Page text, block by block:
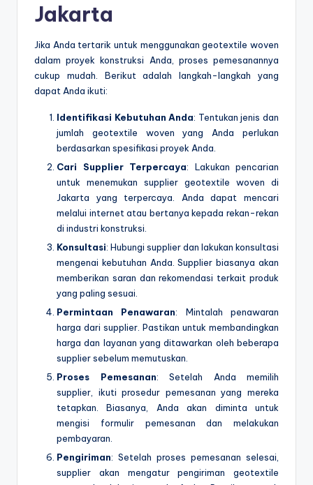
Jakarta
Jika Anda tertarik untuk menggunakan geotextile woven
dalam proyek konstruksi Anda, proses pemesanannya
cukup mudah. Berikut adalah langkah-langkah yang
dapat Anda ikuti:
Identifikasi Kebutuhan Anda: Tentukan jenis dan
jumlah geotextile woven yang Anda perlukan
berdasarkan spesifikasi proyek Anda.
Cari Supplier Terpercaya: Lakukan pencarian
untuk menemukan supplier geotextile woven di
Jakarta yang terpercaya. Anda dapat mencari
melalui internet atau bertanya kepada rekan-rekan
di industri konstruksi.
Konsultasi: Hubungi supplier dan lakukan konsultasi
mengenai kebutuhan Anda. Supplier biasanya akan
memberikan saran dan rekomendasi terkait produk
yang paling sesuai.
Permintaan Penawaran: Mintalah penawaran
harga dari supplier. Pastikan untuk membandingkan
harga dan layanan yang ditawarkan oleh beberapa
supplier sebelum memutuskan.
Proses Pemesanan: Setelah Anda memilih
supplier, ikuti prosedur pemesanan yang mereka
tetapkan. Biasanya, Anda akan diminta untuk
mengisi formulir pemesanan dan melakukan
pembayaran.
Pengiriman: Setelah proses pemesanan selesai,
supplier akan mengatur pengiriman geotextile